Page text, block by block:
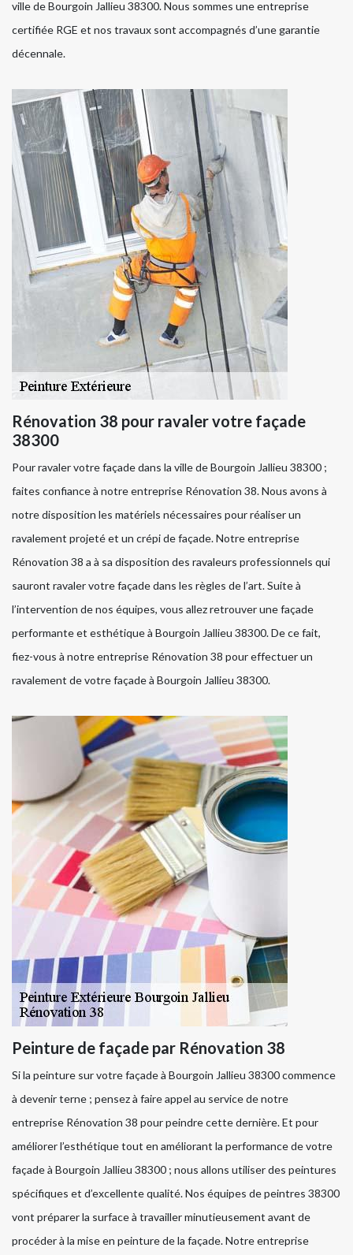
ville de Bourgoin Jallieu 38300. Nous sommes une entreprise
certifiée RGE et nos travaux sont accompagnés d’une garantie
décennale.
Rénovation 38 pour ravaler votre façade
38300
Pour ravaler votre façade dans la ville de Bourgoin Jallieu 38300 ;
faites confiance à notre entreprise Rénovation 38. Nous avons à
notre disposition les matériels nécessaires pour réaliser un
ravalement projeté et un crépi de façade. Notre entreprise
Rénovation 38 a à sa disposition des ravaleurs professionnels qui
sauront ravaler votre façade dans les règles de l’art. Suite à
l’intervention de nos équipes, vous allez retrouver une façade
performante et esthétique à Bourgoin Jallieu 38300. De ce fait,
fiez-vous à notre entreprise Rénovation 38 pour effectuer un
ravalement de votre façade à Bourgoin Jallieu 38300.
Peinture de façade par Rénovation 38
Si la peinture sur votre façade à Bourgoin Jallieu 38300 commence
à devenir terne ; pensez à faire appel au service de notre
entreprise Rénovation 38 pour peindre cette dernière. Et pour
améliorer l’esthétique tout en améliorant la performance de votre
façade à Bourgoin Jallieu 38300 ; nous allons utiliser des peintures
spécifiques et d’excellente qualité. Nos équipes de peintres 38300
vont préparer la surface à travailler minutieusement avant de
procéder à la mise en peinture de la façade. Notre entreprise